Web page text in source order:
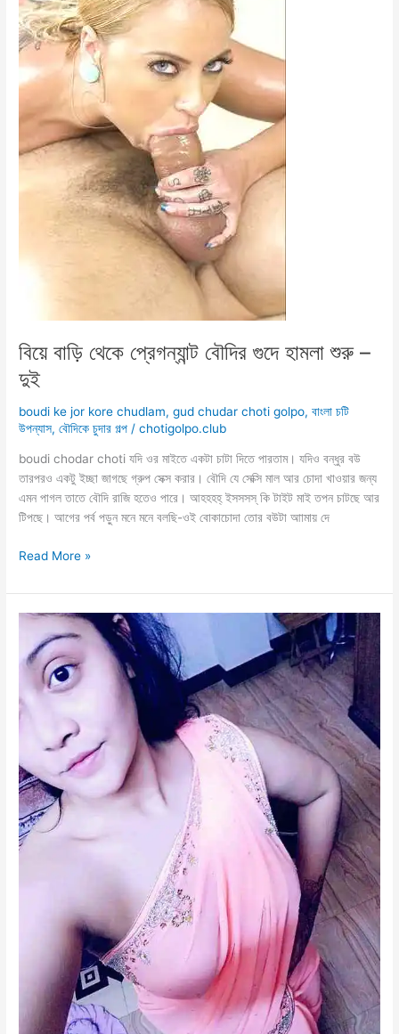
বিয়ে বাড়ি থেকে প্রেগন্যান্ট বৌদির গুদে হামলা শুরু –
দুই
boudi ke jor kore chudlam,gud chudar choti golpo,বাংলা চটি
উপন্যাস,বৌদিকে চুদার গল্প /chotigolpo.club
boudi chodar choti যদি ওর মাইতে একটা চাটা দিতে পারতাম। যদিও বন্ধুর বউ
তারপরও একটু ইচ্ছা জাগছে গ্রুপ সেক্স করার। বৌদি যে সেক্সি মাল আর চোদা খাওয়ার জন্য
এমন পাগল তাতে বৌদি রাজি হতেও পারে। আহহহহ্ ইসসসস্ কি টাইট মাই তপন চাটছে আর
টিপছে। আগের পর্ব পড়ুন মনে মনে বলছি-ওই বোকাচোদা তোর বউটা আামায় দে
বিয়ে
থেকে
প্রেগন্যান্ট
গুদে
হামলা
শুরু
–
Read More »